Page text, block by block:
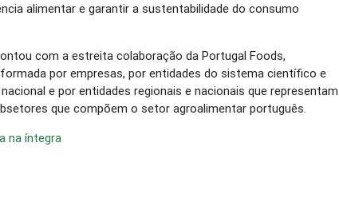
alimentar e garantir a sustentabilidade do consumo
com a estreita colaboração da Portugal Foods,
por empresas, por entidades do sistema científico e
e por entidades regionais e nacionais que representam
que compõem o setor agroalimentar português.
na íntegra